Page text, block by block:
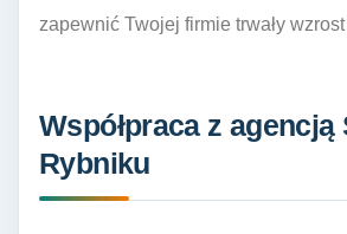
zapewnić Twojej firmie trwały
Współpraca z
Rybniku